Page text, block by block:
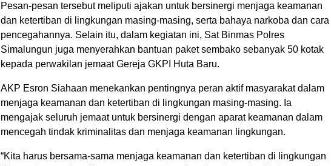
Pesan-pesan tersebut meliputi ajakan untuk bersinergi menjaga keamanan
dan ketertiban di lingkungan masing-masing, serta bahaya narkoba dan cara
pencegahannya. Selain itu, dalam kegiatan ini, Sat Binmas Polres
Simalungun juga menyerahkan bantuan paket sembako sebanyak 50 kotak
kepada perwakilan jemaat Gereja GKPI Huta Baru.
AKP Esron Siahaan menekankan pentingnya peran aktif masyarakat dalam
menjaga keamanan dan ketertiban di lingkungan masing-masing. Ia
mengajak seluruh jemaat untuk bersinergi dengan aparat keamanan dalam
mencegah tindak kriminalitas dan menjaga keamanan lingkungan.
“Kita harus bersama-sama menjaga keamanan dan ketertiban di lingkungan